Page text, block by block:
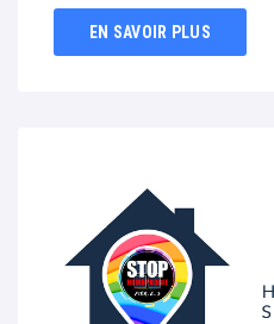
EN SAVOIR PLUS